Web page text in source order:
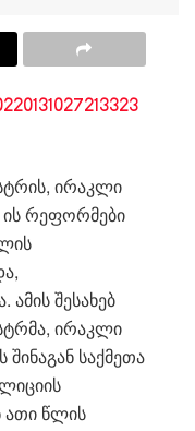
ირაკლი
ის რეფორმები
ამის შესახებ
ირაკლი
საქმეთა
ათი წლის